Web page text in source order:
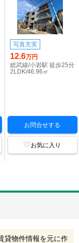
写真充実
12.6万円
総武線/小岩駅 徒歩25分
2LDK/46.96㎡
お問合せする
お気に入り
貸物件情報を元に作